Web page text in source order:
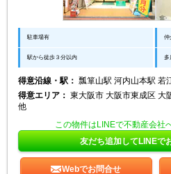
駐車場有 仲
駅から徒歩３分以内 多
得意沿線・駅： 瓢箪山駅 河内山本駅 若
得意エリア： 東大阪市 大阪市東成区 大
他
この物件はLINEで不動産会社
友だち追加してLINEで
Webでお問合せ